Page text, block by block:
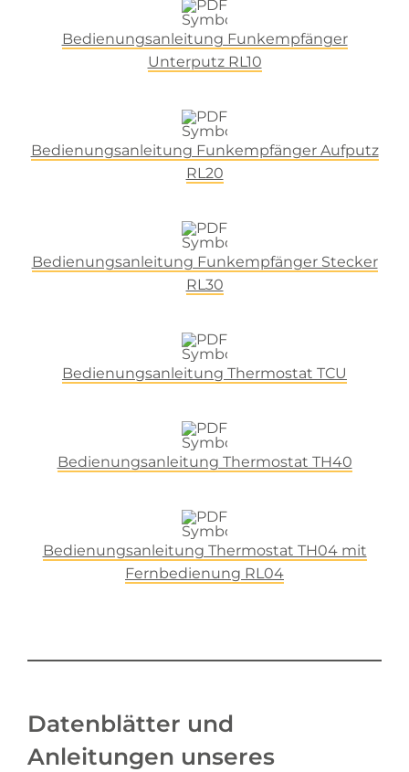
Bedienungsanleitung Funkempfänger
Unterputz RL10
Bedienungsanleitung Funkempfänger Aufputz
RL20
Bedienungsanleitung Funkempfänger Stecker
RL30
Bedienungsanleitung Thermostat TCU
Bedienungsanleitung Thermostat TH40
Bedienungsanleitung Thermostat TH04 mit
Fernbedienung RL04
Datenblätter und
Anleitungen unseres